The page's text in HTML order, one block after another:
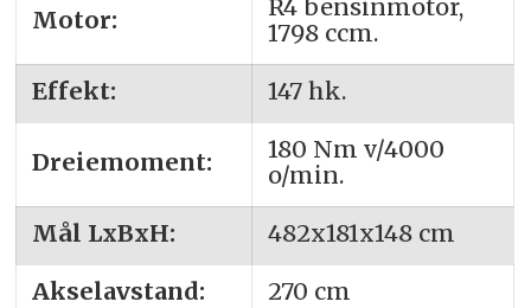
Motor:
R4 bensinmotor,
1798 ccm.
Effekt:
147 hk.
Dreiemoment:
180 Nm v/4000
o/min.
Mål LxBxH:
482x181x148 cm
Akselavstand:
270 cm